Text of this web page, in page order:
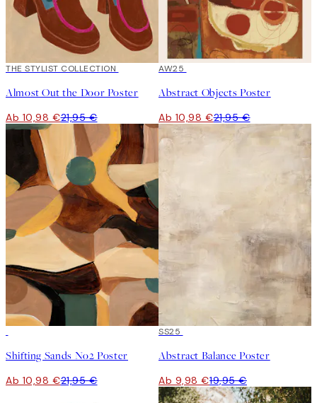
50%*
THE STYLIST COLLECTION
Almost Out the Door Poster
Ab 10,98 €21,95 €
50%*
AW25
Abstract Objects Poster
Ab 10,98 €21,95 €
Shifting Sands No2 Poster
Ab 10,98 €21,95 €
50%*
SS25
Abstract Balance Poster
Ab 9,98 €19,95 €